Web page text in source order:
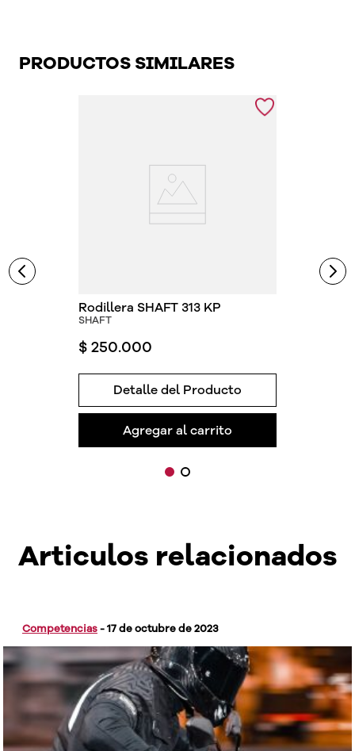
PRODUCTOS SIMILARES
Rodillera SHAFT 313 KP
SHAFT
$ 250.000
Detalle del Producto
Agregar al carrito
Articulos relacionados
Competencias-17 de octubre de 2023